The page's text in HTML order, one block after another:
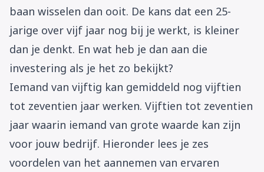
baan wisselen dan ooit. De kans dat een 25-
jarige over vijf jaar nog bij je werkt, is kleiner
dan je denkt. En wat heb je dan aan die
investering als je het zo bekijkt?
Iemand van vijftig kan gemiddeld nog vijftien
tot zeventien jaar werken. Vijftien tot zeventien
jaar waarin iemand van grote waarde kan zijn
voor jouw bedrijf. Hieronder lees je zes
voordelen van het aannemen van ervaren